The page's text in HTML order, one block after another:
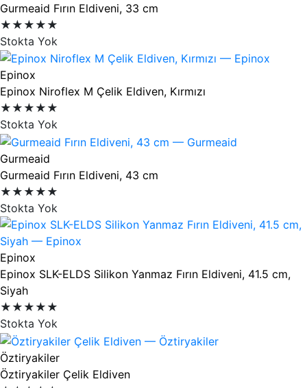
Gurmeaid Fırın Eldiveni, 33 cm
★★★★★
Stokta Yok
Epinox
Epinox Niroflex M Çelik Eldiven, Kırmızı
★★★★★
Stokta Yok
Gurmeaid
Gurmeaid Fırın Eldiveni, 43 cm
★★★★★
Stokta Yok
Epinox
Epinox SLK-ELDS Silikon Yanmaz Fırın Eldiveni, 41.5 cm,
Siyah
★★★★★
Stokta Yok
Öztiryakiler
Öztiryakiler Çelik Eldiven